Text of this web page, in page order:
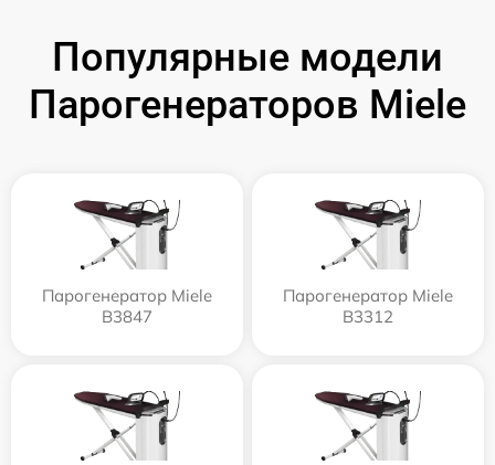
Популярные модели
Парогенераторов Miele
Парогенератор Miele
B3847
Парогенератор Miele
B3312